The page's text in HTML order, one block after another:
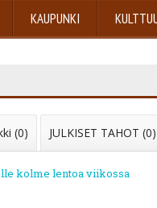
KAUPUNKI
(0) JULKISET TAHOT (0)
kolme lentoa viikossa